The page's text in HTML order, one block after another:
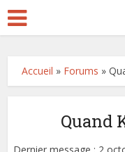
Accueil » Forums »
Quand